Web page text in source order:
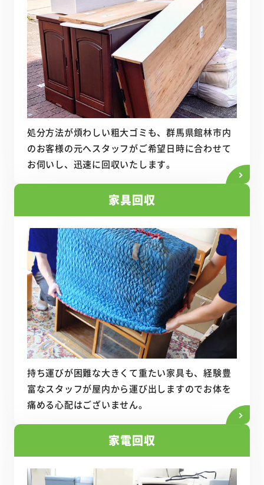
処分方法が煩わしい粗大ゴミも、群馬県館林市内
のお客様の元へスタッフがご希望日時に合わせて
お伺いし、迅速に回収いたします。
家具回収
持ち運びが困難な大きくて重たい家具も、経験豊
富なスタッフが屋内から運び出しますのでお体を
痛める心配はございません。
家電回収